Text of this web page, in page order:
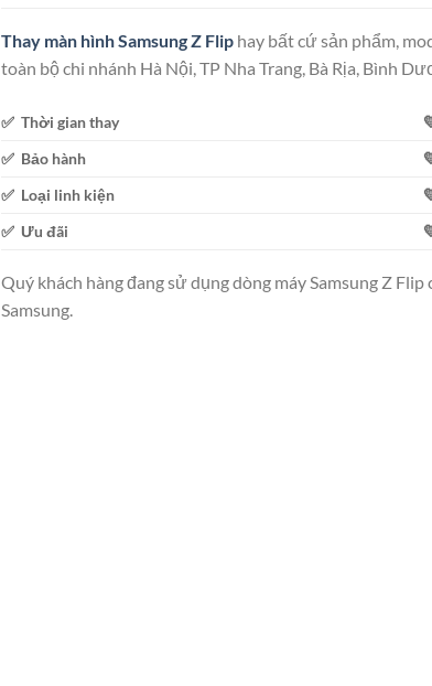
Thay màn hình Samsung Z Flip hay bất cứ sản phẩm,
toàn bộ chi nhánh Hà Nội, TP Nha Trang, Bà Rịa, Bình
✅ Thời gian thay
✅ Bảo hành
✅ Loại linh kiện
✅ Ưu đãi
Quý khách hàng đang sử dụng dòng máy Samsung Z
Samsung.